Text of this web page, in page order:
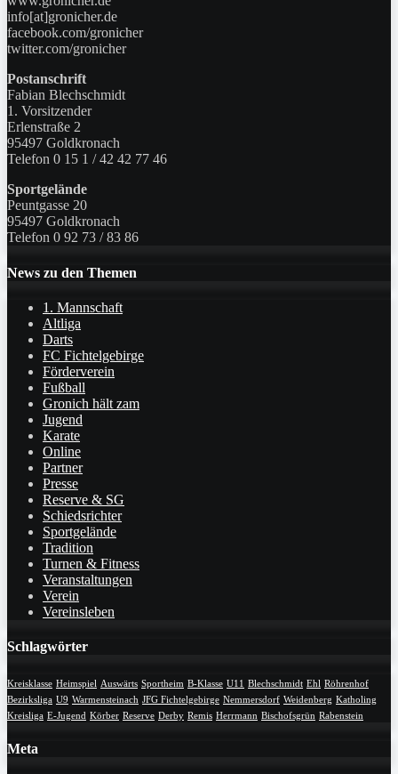
info[at]gronicher.de
facebook.com/gronicher
twitter.com/gronicher
Postanschrift
Fabian Blechschmidt
1. Vorsitzender
Erlenstraße 2
95497 Goldkronach
Telefon 0 15 1 / 42 42 77 46
Sportgelände
Peuntgasse 20
95497 Goldkronach
Telefon 0 92 73 / 83 86
News zu den Themen
1. Mannschaft
Altliga
Darts
FC Fichtelgebirge
Förderverein
Fußball
Gronich hält zam
Jugend
Karate
Online
Partner
Presse
Reserve & SG
Schiedsrichter
Sportgelände
Tradition
Turnen & Fitness
Veranstaltungen
Verein
Vereinsleben
Schlagwörter
Kreisklasse Heimspiel Auswärts Sportheim B-Klasse U11 Blechschmidt Ehl Röhrenhof
Bezirksliga U9 Warmensteinach JFG Fichtelgebirge Nemmersdorf Weidenberg Katholing
Kreisliga E-Jugend Körber Reserve Derby Remis Herrmann Bischofsgrün Rabenstein
Meta